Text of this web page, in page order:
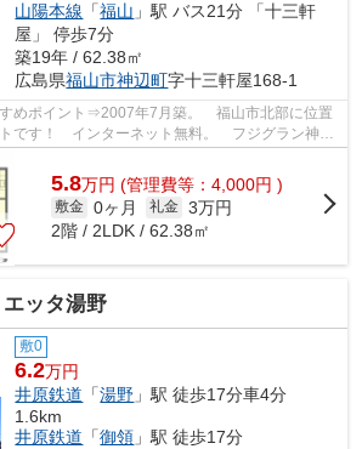
山陽本線 「福山 」駅 バス21分 「十三軒
屋」 停歩7分
築19年 / 62.38㎡
広島県福山市神辺町字十三軒屋168-1
めポイント⇒2007年7月築。 福山市北部に位置
です！ インターネット無料。 フジグラン神辺
号線・182号線...
5.8万円 (管理費等：4,000円 )
敷金 0ヶ月 礼金 3万円
2階 / 2LDK / 62.38㎡
エッタ湯野
敷0
6.2万円
井原鉄道 「湯野 」駅 徒歩17分車4分
1.6km
井原鉄道 「御領 」駅 徒歩17分